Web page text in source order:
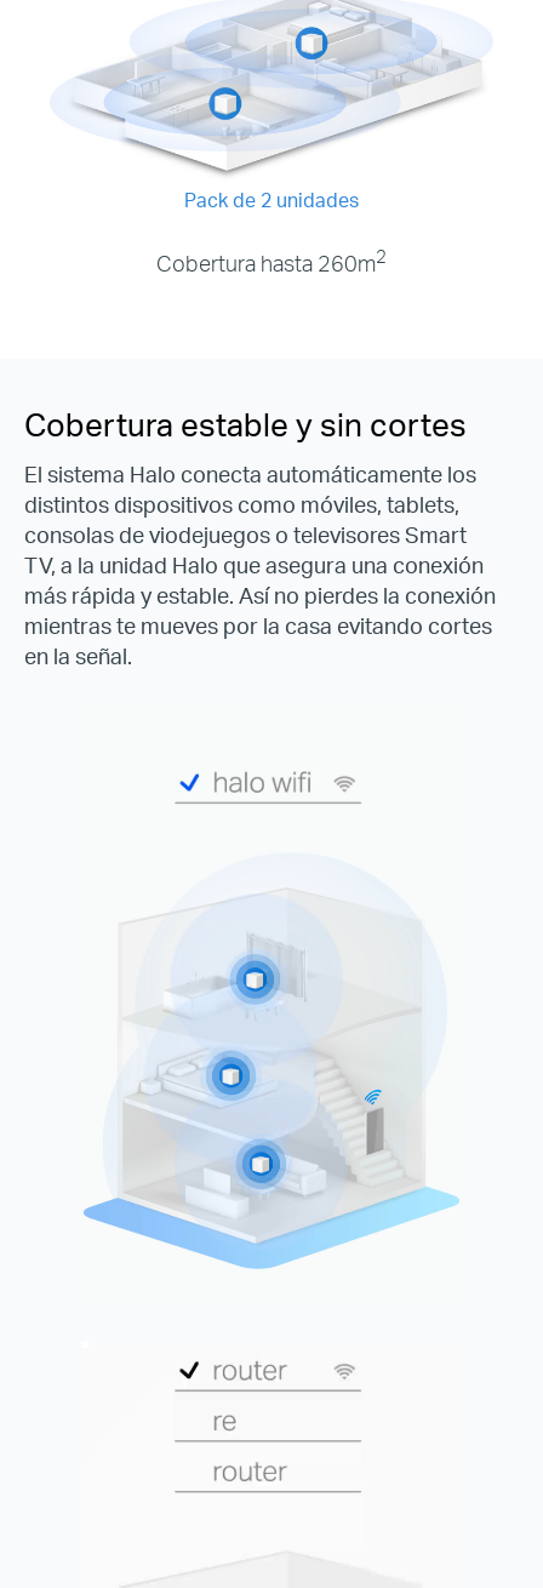
Pack de 2 unidades
Cobertura hasta 260m2
Cobertura estable y sin cortes
El sistema Halo conecta automáticamente los
distintos dispositivos como móviles, tablets,
consolas de viodejuegos o televisores Smart
TV, a la unidad Halo que asegura una conexión
más rápida y estable. Así no pierdes la conexión
mientras te mueves por la casa evitando cortes
en la señal.